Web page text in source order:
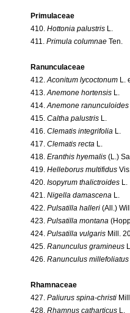
Primulaceae
410. Hottonia palustris L.
411. Primula columnae Ten.
Ranunculaceae
412.Aconitum lycoctonum L.
413.Anemone hortensis L.
414.Anemone ranunculoides
415. Caltha palustris L.
416. Clematis integrifolia L.
417. Clematis recta L.
418. Eranthis hyemalis (L.)
419. Helleborus multifidus
420. Isopyrum thalictroides L.
421. Nigella damascena L.
422. Pulsatilla halleri (All.)
423. Pulsatilla montana
424. Pulsatilla vulgaris Mill.
425. Ranunculus gramineus
426. Ranunculus millefoliatus
Rhamnaceae
427. Paliurus spina-christi
428. Rhamnus catharticus L.